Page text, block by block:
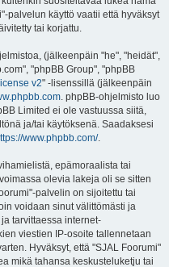
palvelun käyttö vaatii että hyväksyt
tai korjattu.
(jälkeenpäin "he", "heidät",
"phpBB Group", "phpBB
v2" -lisenssillä (jälkeenpäin
. phpBB-ohjelmisto luo
Limited ei ole vastuussa siitä,
ja/tai käytöksenä. Saadaksesi
www.phpbb.com/.
epämoraalista tai
olevia lakeja oli se sitten
palvelin on sijoitettu tai
voidaan sinut välittömästi ja
tarvittaessa internet-
viestien IP-osoite tallennetaan
Hyväksyt, että "SJAL Foorumi"
mikä tahansa keskusteluketju tai